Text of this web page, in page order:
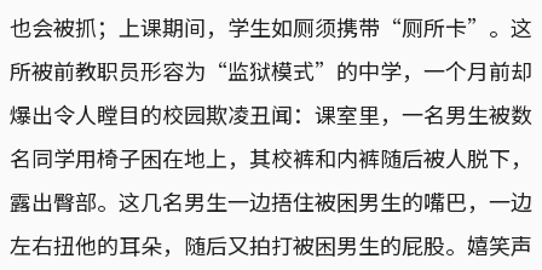
也会被抓；上课期间，学生如厕须携带“厕所卡”。这
所被前教职员形容为“监狱模式”的中学，一个月前却
爆出令人瞠目的校园欺凌丑闻：课室里，一名男生被数
名同学用椅子困在地上，其校裤和内裤随后被人脱下，
露出臀部。这几名男生一边捂住被困男生的嘴巴，一边
左右扭他的耳朵，随后又拍打被困男生的屁股。嬉笑声